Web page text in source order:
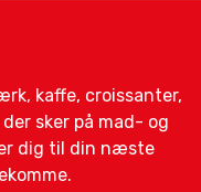
kaffe, croissanter,
sker på mad- og
dig til din næste